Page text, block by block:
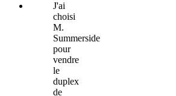
J'ai
choisi
M.
Summerside
pour
vendre
le
duplex
de